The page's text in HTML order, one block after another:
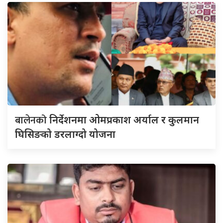
बालेनकोनिर्देशनमा ओमप्रकाश अर्याल र कुलमान
घिसिङको डरलाग्दो योजना